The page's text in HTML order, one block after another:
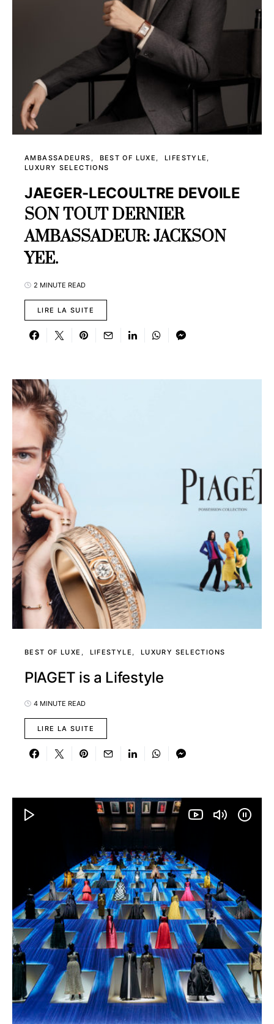
AMBASSADEURS BEST OF LUXE
LIFESTYLE
LUXURY SELECTIONS
JAEGER-LECOULTRE DEVOILE
SON TOUT DERNIER
AMBASSADEUR: JACKSON
YEE.
2 MINUTE READ
LIRE LA SUITE
BEST OF LUXE LIFESTYLE LUXURY SELECTIONS
PIAGET is a Lifestyle
4 MINUTE READ
LIRE LA SUITE